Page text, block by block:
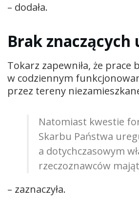
– dodała.
Brak
Tokarz zapewniła, że
w codziennym
przez tereny
Natomiast kwestie
Skarbu Państwa
a dotychczasowym
rzeczoznawców
– zaznaczyła.